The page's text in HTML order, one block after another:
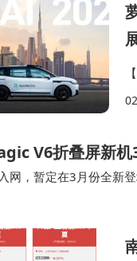
V6折叠屏新机
网，暂定在3月份全新
像向着专业级别发展。